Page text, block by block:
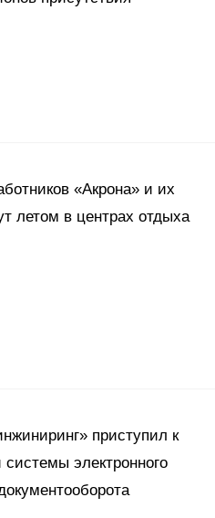
«Акрона» и их
летом в центрах отдыха
приступил к
системы электронного